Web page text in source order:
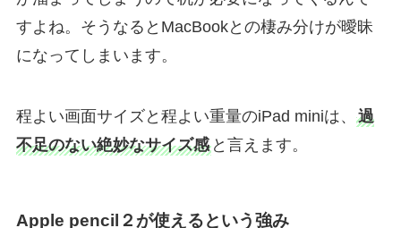
すよね。そうなるとMacBookとの棲み分けが曖昧
になってしまいます。
程よい画面サイズと程よい重量のiPad miniは、 過
不足のない絶妙なサイズ感と言えます。
Apple pencil２が使えるという強み